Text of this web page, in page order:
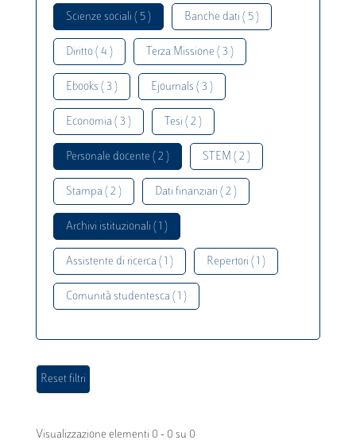
Scienze sociali ( 5 ) Banche dati ( 5 )
Diritto ( 4 ) Terza Missione ( 3 )
Ebooks ( 3 ) Ejournals ( 3 )
Economia ( 3 ) Tesi ( 2 )
Personale docente ( 2 ) STEM ( 2 )
Stampa ( 2 ) Dati finanziari ( 2 )
Archivi istituzionali ( 1 )
Assistente di ricerca ( 1 ) Repertori ( 1 )
Comunità studentesca ( 1 )
Visualizzazione elementi 0 - 0 su 0